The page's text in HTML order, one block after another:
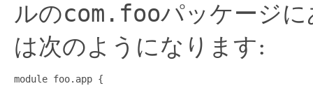
ルのcom.fooパッケージ
は次のようになります:
module foo.app {